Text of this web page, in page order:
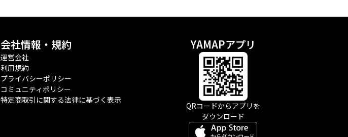
会社情報・規約
運営会社
利用規約
プライバシーポリシー
コミュニティポリシー
特定商取引に関する法律に基づく表示
YAMAPアプリ
QRコードからアプリを
ダウンロード